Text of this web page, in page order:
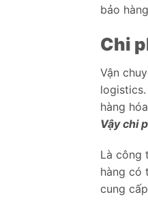
bảo
Chi
Vận
hàng
Vậy chi
Là công
hàng có
cung